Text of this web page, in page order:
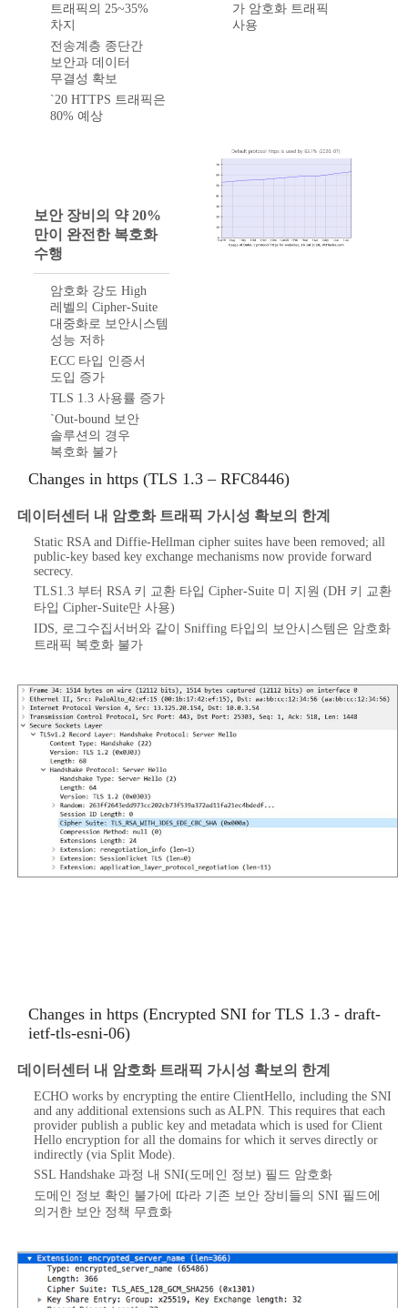
트래픽의 25~35%
차지
전송계층 종단간
보안과 데이터
무결성 확보
`20 HTTPS 트래픽은
80% 예상
가 암호화 트래픽
사용
보안 장비의 약 20%
만이 완전한 복호화
수행
암호화 강도 High
레벨의 Cipher-Suite
대중화로 보안시스템
성능 저하
ECC 타입 인증서
도입 증가
TLS 1.3 사용률 증가
`Out-bound 보안
솔루션의 경우
복호화 불가
Changes in https (TLS 1.3 – RFC8446)
데이터센터 내 암호화 트래픽 가시성 확보의 한계
Static RSA and Diffie-Hellman cipher suites have been removed; all
public-key based key exchange mechanisms now provide forward
secrecy.
TLS1.3 부터 RSA 키 교환 타입 Cipher-Suite 미 지원 (DH 키 교환
타입 Cipher-Suite만 사용)
IDS, 로그수집서버와 같이 Sniffing 타입의 보안시스템은 암호화
트래픽 복호화 불가
Changes in https (Encrypted SNI for TLS 1.3 - draft-
ietf-tls-esni-06)
데이터센터 내 암호화 트래픽 가시성 확보의 한계
ECHO works by encrypting the entire ClientHello, including the SNI
and any additional extensions such as ALPN. This requires that each
provider publish a public key and metadata which is used for Client
Hello encryption for all the domains for which it serves directly or
indirectly (via Split Mode).
SSL Handshake 과정 내 SNI(도메인 정보) 필드 암호화
도메인 정보 확인 불가에 따라 기존 보안 장비들의 SNI 필드에
의거한 보안 정책 무효화